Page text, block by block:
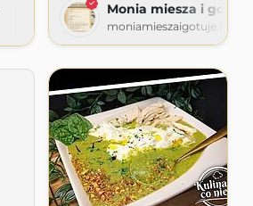
Monia miesza i gotuje